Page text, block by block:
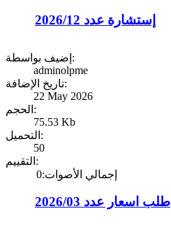
إستشارة عدد 2026/12
إضيف بواسطة:
adminolpme
تاريخ الإضافة:
22 May 2026
الحجم:
75.53 Kb
التحميل:
50
التقييم:
إجمالي الأصوات:0
طلب اسعار عدد 2026/03